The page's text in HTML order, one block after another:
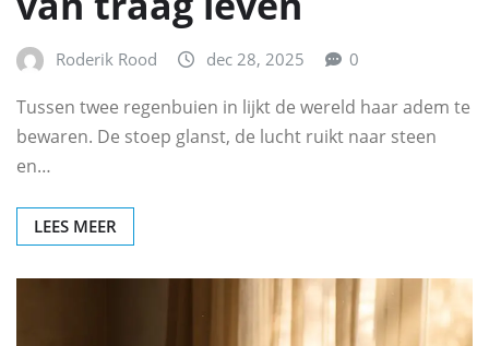
Roderik Rood dec 28, 2025 0
Tussen twee regenbuien in lijkt de wereld haar adem te
bewaren. De stoep glanst, de lucht ruikt naar steen
en…
LEES MEER